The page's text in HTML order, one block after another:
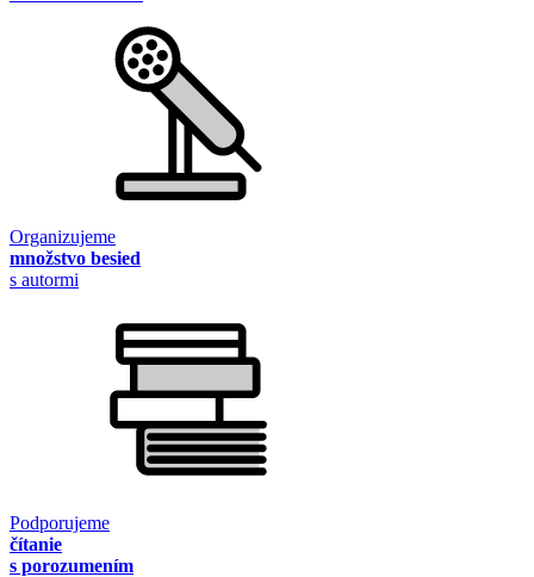
Organizujeme
množstvo besied
s autormi
Podporujeme
čítanie
s porozumením